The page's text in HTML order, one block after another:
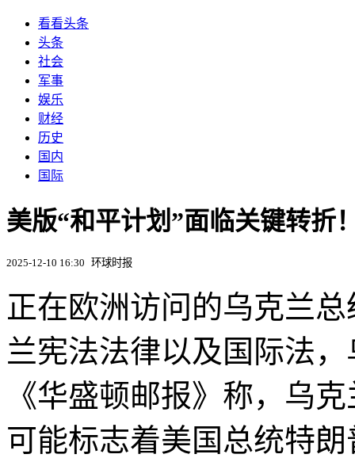
看看头条
头条
社会
军事
娱乐
财经
历史
国内
国际
美版“和平计划”面临关键转折
2025-12-10 16:30 环球时报
正在欧洲访问的乌克兰
兰宪法法律以及国际法
《华盛顿邮报》称，乌
可能标志着美国总统特